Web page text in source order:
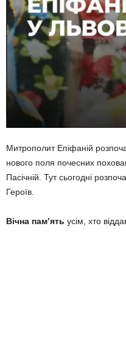
Митрополит Епіфаній
нового поля почесних
Пасічній. Тут сьогодні
Героїв.
Вічна пам’ять усім, хто